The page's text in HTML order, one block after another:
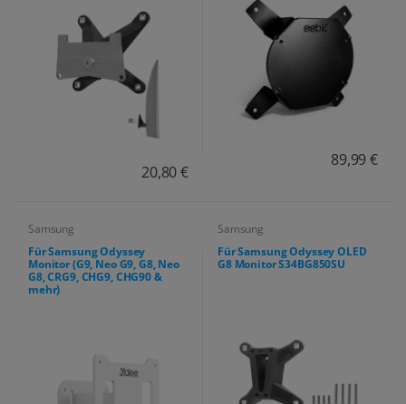
20,80 €
89,99 €
Samsung
Für Samsung Odyssey
Monitor (G9, Neo G9, G8, Neo
G8, CRG9, CHG9, CHG90 &
mehr)
Samsung
Für Samsung Odyssey OLED
G8 Monitor S34BG850SU